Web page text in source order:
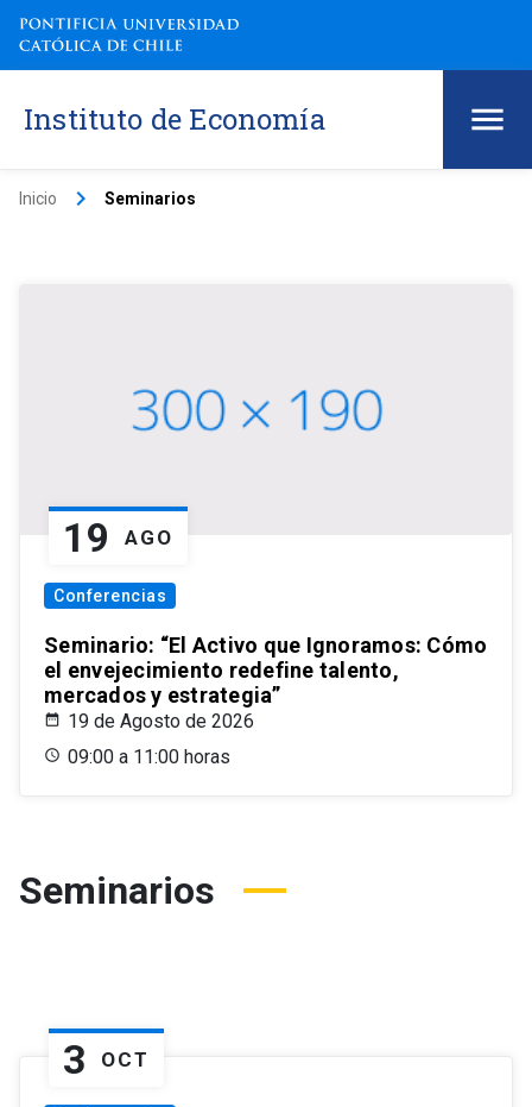
Instituto de Economía
Inicio keyboard_arrow_right Seminarios
19 AGO
Conferencias
Seminario: “El Activo que Ignoramos: Cómo
el envejecimiento redefine talento,
mercados y estrategia”
19 de Agosto de 2026
09:00 a 11:00 horas
Seminarios
3 OCT